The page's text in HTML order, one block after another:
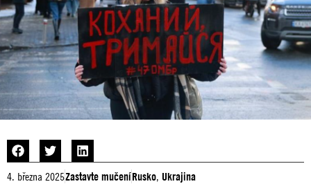
4. března 2025Zastavte mučeníRusko, Ukrajina